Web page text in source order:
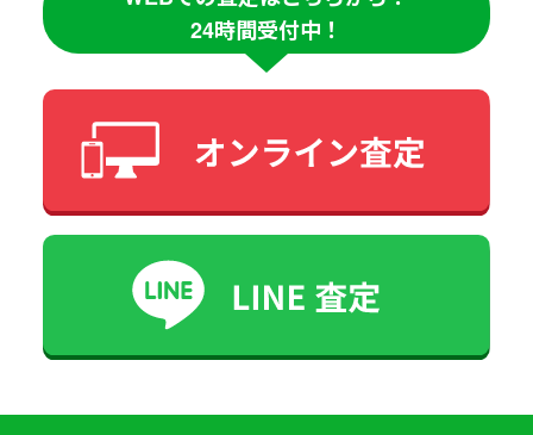
24時間受付中！